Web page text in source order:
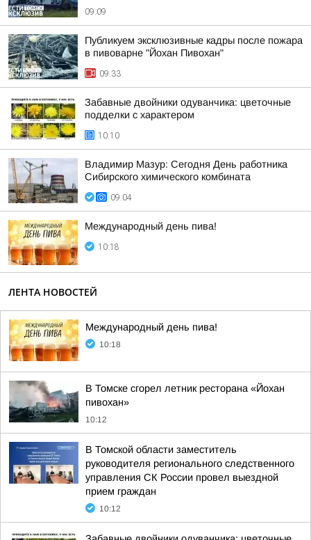
09:09
Публикуем эксклюзивные кадры после пожара
в пивоварне "Йохан Пивохан"
09:33
Забавные двойники одуванчика: цветочные
подделки с характером
10:10
Владимир Мазур: Сегодня День работника
Сибирского химического комбината
09:04
Международный день пива!
10:18
ЛЕНТА НОВОСТЕЙ
Международный день пива!
10:18
В Томске сгорел летник ресторана «Йохан
пивохан»
10:12
В Томской области заместитель
руководителя регионального следственного
управления СК России провел выездной
прием граждан
10:12